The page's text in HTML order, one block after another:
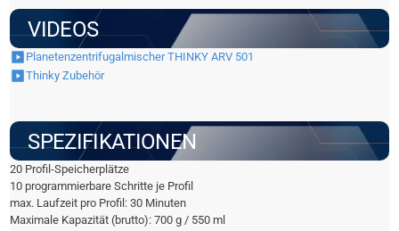
VIDEOS
Planetenzentrifugalmischer THINKY ARV 501
Thinky Zubehör
SPEZIFIKATIONEN
20 Profil-Speicherplätze
10 programmierbare Schritte je Profil
max. Laufzeit pro Profil: 30 Minuten
Maximale Kapazität (brutto): 700 g / 550 ml